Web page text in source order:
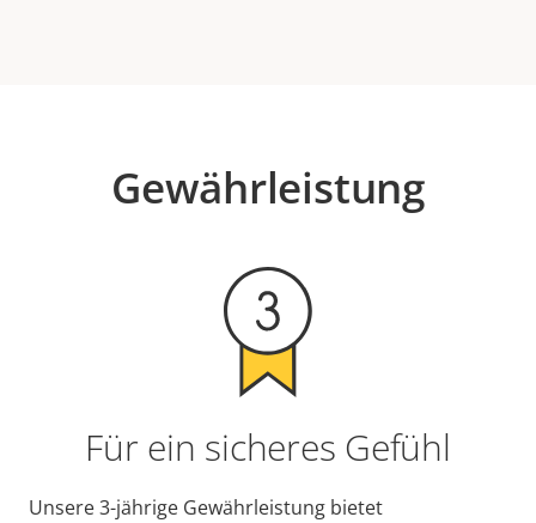
Gewährleistung
Für ein sicheres Gefühl
Unsere 3-jährige Gewährleistung bietet